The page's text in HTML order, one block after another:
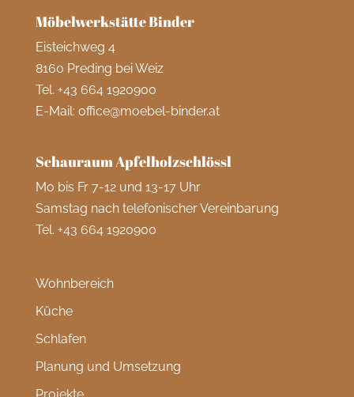
Möbelwerkstätte Binder
Eisteichweg 4
8160 Preding bei Weiz
Tel. +43 664 1920900
E-Mail: office@moebel-binder.at
Schauraum Apfelholzschlössl
Mo bis Fr 7-12 und 13-17 Uhr
Samstag nach telefonischer Vereinbarung
Tel. +43 664 1920900
Wohnbereich
Küche
Schlafen
Planung und Umsetzung